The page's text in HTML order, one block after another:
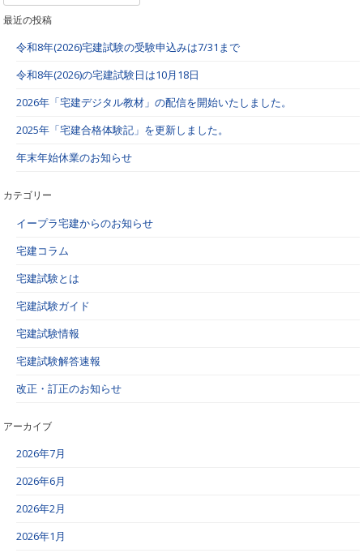
最近の投稿
令和8年(2026)宅建試験の受験申込みは7/31まで
令和8年(2026)の宅建試験日は10月18日
2026年「宅建デジタル教材」の配信を開始いたしました。
2025年「宅建合格体験記」を更新しました。
年末年始休業のお知らせ
カテゴリー
イープラ宅建からのお知らせ
宅建コラム
宅建試験とは
宅建試験ガイド
宅建試験情報
宅建試験解答速報
改正・訂正のお知らせ
アーカイブ
2026年7月
2026年6月
2026年2月
2026年1月